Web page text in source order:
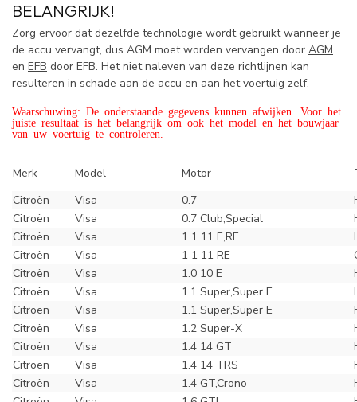
BELANGRIJK!
Zorg ervoor dat dezelfde technologie wordt gebruikt wanneer je
de accu vervangt, dus AGM moet worden vervangen door AGM
en EFB door EFB. Het niet naleven van deze richtlijnen kan
resulteren in schade aan de accu en aan het voertuig zelf.
Waarschuwing: De onderstaande gegevens kunnen afwijken. Voor het
juiste resultaat is het belangrijk om ook het model en het bouwjaar
van uw voertuig te controleren.
Merk Model Motor
Citroën
Visa 0.7
Citroën
Visa 0.7 Club,Special
Citroën
Visa 1 1 11 E,RE
Citroën
Visa 1 1 11 RE
Citroën
Visa 1.0 10 E
Citroën
Visa 1.1 Super,Super E
Citroën
Visa 1.1 Super,Super E
Citroën
Visa 1.2 Super-X
Citroën
Visa 1.4 14 GT
Citroën
Visa 1.4 14 TRS
Citroën
Visa 1.4 GT,Crono